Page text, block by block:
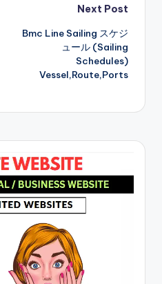
Next Post
Bmc Line Sailing スケジ
ュール (Sailing
Schedules)
Vessel,Route,Ports